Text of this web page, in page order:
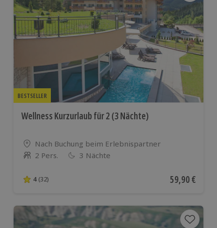
BESTSELLER
Wellness Kurzurlaub für 2 (3 Nächte)
Standort
Nach Buchung beim Erlebnispartner
Anzahl der Teilnehmer
2 Pers. 3 Nächte
4 von 5 Sternen basierend auf 32 Bewertungen
4 (32) Aktueller
59,90 €